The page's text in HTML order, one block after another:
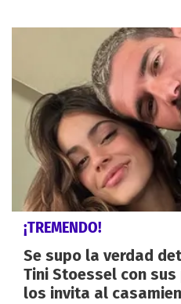
¡TREMENDO!
Se supo la verdad
Tini Stoessel con
los invita al